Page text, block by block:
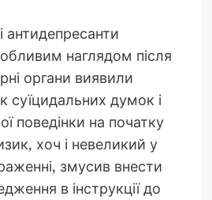
антидепресанти
наглядом після
органи виявили
суїцидальних думок і
поведінки на початку
хоч і невеликий у
змусив внести
в інструкції до